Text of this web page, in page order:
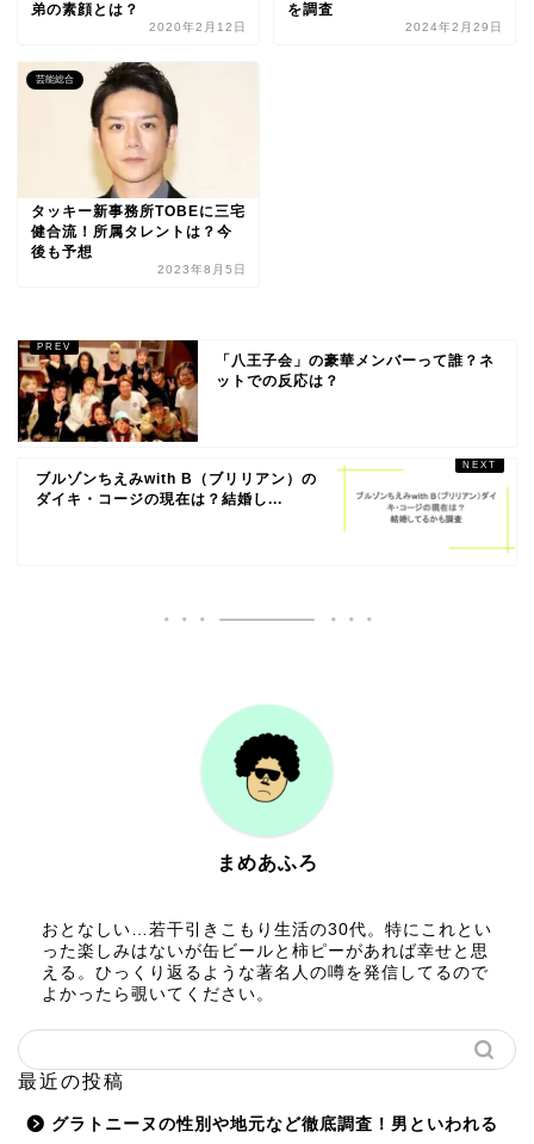
弟の素顔とは？
2020年2月12日
を調査
2024年2月29日
芸能総合
タッキー新事務所TOBEに三宅
健合流！所属タレントは？今
後も予想
2023年8月5日
「八王子会」の豪華メンバーって誰？ネ
ットでの反応は？
ブルゾンちえみwith B（ブリリアン）の
ダイキ・コージの現在は？結婚し...
まめあふろ
おとなしい…若干引きこもり生活の30代。特にこれとい
った楽しみはないが缶ビールと柿ピーがあれば幸せと思
える。ひっくり返るような著名人の噂を発信してるので
よかったら覗いてください。
最近の投稿
グラトニーヌの性別や地元など徹底調査！男といわれる